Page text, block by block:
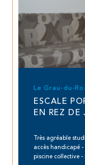
Le Grau-du-
ESCALE
EN REZ DE
Très agréable
accès handicapé
piscine collective -